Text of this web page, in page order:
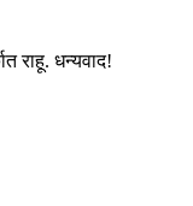
राहू. धन्यवाद!